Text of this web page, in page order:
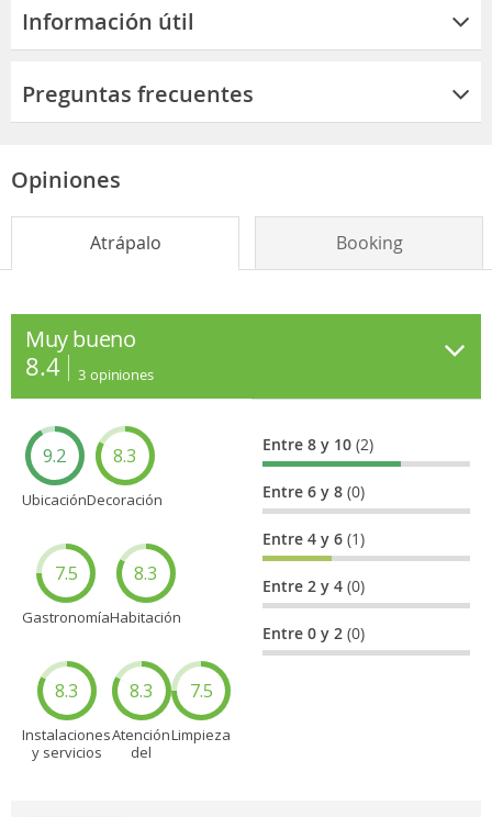
Información útil
Preguntas frecuentes
Opiniones
Atrápalo Booking
Muy bueno
8.4 3 opiniones
9.2
Ubicación
8.3
Decoración
7.5
Gastronomía
8.3
Habitación
8.3
Instalaciones
y servicios
8.3
Atención
del
7.5
Limpieza
Entre 8 y 10(2)
Entre 6 y 8(0)
Entre 4 y 6(1)
Entre 2 y 4(0)
Entre 0 y 2(0)